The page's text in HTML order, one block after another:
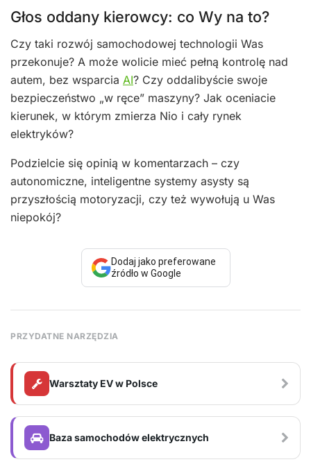
Głos oddany kierowcy: co Wy na to?
Czy taki rozwój samochodowej technologii Was
przekonuje? A może wolicie mieć pełną kontrolę nad
autem, bez wsparcia AI? Czy oddalibyście swoje
bezpieczeństwo „w ręce” maszyny? Jak oceniacie
kierunek, w którym zmierza Nio i cały rynek
elektryków?
Podzielcie się opinią w komentarzach – czy
autonomiczne, inteligentne systemy asysty są
przyszłością motoryzacji, czy też wywołują u Was
niepokój?
Dodaj jako preferowane
źródło w Google
PRZYDATNE NARZĘDZIA
Warsztaty EV w Polsce
Baza samochodów elektrycznych